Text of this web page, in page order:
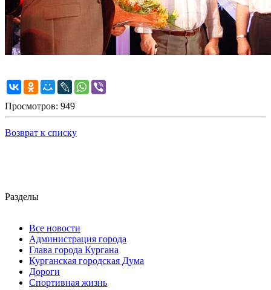
Просмотров: 949
Возврат к списку
Разделы
Все новости
Администрация города
Глава города Кургана
Курганская городская Дума
Дороги
Спортивная жизнь